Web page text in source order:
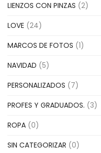
LIENZOS CON PINZAS (2)
LOVE (24)
MARCOS DE FOTOS (1)
NAVIDAD (5)
PERSONALIZADOS (7)
PROFES Y GRADUADOS. (3)
ROPA (0)
SIN CATEGORIZAR (0)